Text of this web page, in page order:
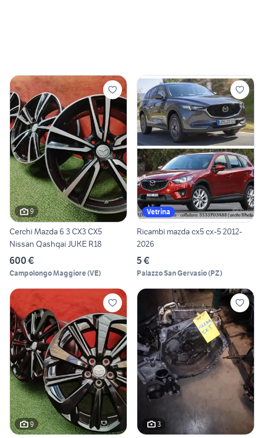
9
Cerchi Mazda 6 3 CX3 CX5
Nissan Qashqai JUKE R18
600 €
Campolongo Maggiore(VE)
Vetrina
Ricambi mazda cx5 cx-5 2012-
2026
5 €
Palazzo San Gervasio(PZ)
9 3